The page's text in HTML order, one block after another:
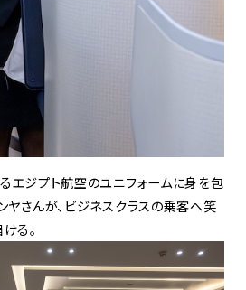
エジプト航空のユニフォームに身を包
ヤさんが、ビジネスクラスの乗客へ笑
る。